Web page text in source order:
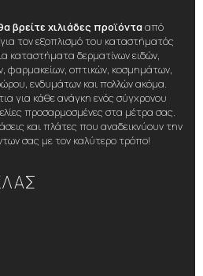
βρείτε χιλιάδες προϊόντααπό
για τον εξοπλισμό του καταστήματός
καταστήματα δερματίνων ειδών,
φαρμακείων, οπτικών, κοσμημάτων,
ενδυμάτων και πολλών ακόμα.
για κάθε ανάγκη ενός σύγχρονου
προσαρμοσμένες στα μέτρα σας.
και πλάτες που αναδεικνύουν την
σας με τον καλύτερο τρόπο!